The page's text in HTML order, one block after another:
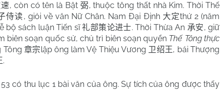
, còn có tên là Bật 弼, thuộc tông thất nhà Kim. Thời Thế
侍读, giỏi về văn Nữ Chân. Nam Đại Định 大定thứ 2 (năm
bộ sách luận Tiến sĩ礼部策论进士. Thời Thừa An 承安, giữ
biên soạn quốc sử, chủ trì biên soạn quyển Thế Tông thực
Tông 章宗lập ông làm Vệ Thiệu Vương 卫绍王, bái Thượng
.
có thu lục 1 bài văn của ông. Sự tích của ông được thấy